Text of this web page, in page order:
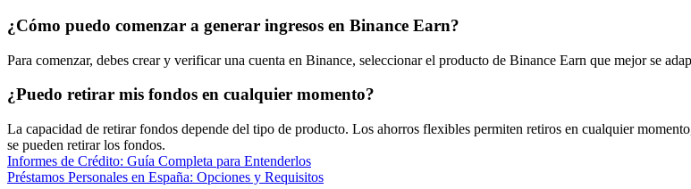
¿Cómo puedo comenzar a generar ingresos en Binance Earn?
Para comenzar, debes crear y verificar una cuenta en Binance, seleccionar el producto de Binance Earn que mejor se
¿Puedo retirar mis fondos en cualquier momento?
La capacidad de retirar fondos depende del tipo de producto. Los ahorros flexibles permiten retiros en cualquier
se pueden retirar los fondos.
Navegación
Informes de Crédito: Guía Completa para Entenderlos
Préstamos Personales en España: Opciones y Requisitos